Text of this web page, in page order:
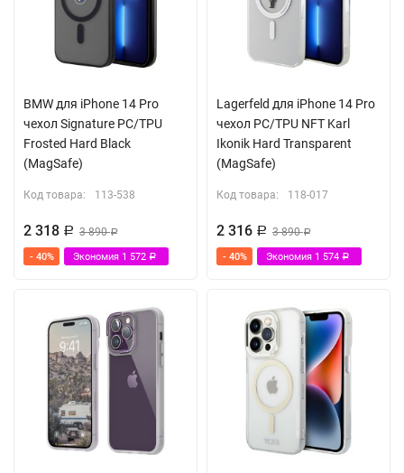
BMW для iPhone 14 Pro
чехол Signature PC/TPU
Frosted Hard Black
(MagSafe)
Код товара: 113-538
2 318 Р 3 890Р
- 40% Экономия 1 572 Р
Lagerfeld для iPhone 14 Pro
чехол PC/TPU NFT Karl
Ikonik Hard Transparent
(MagSafe)
Код товара: 118-017
2 316 Р 3 890Р
- 40% Экономия 1 574 Р